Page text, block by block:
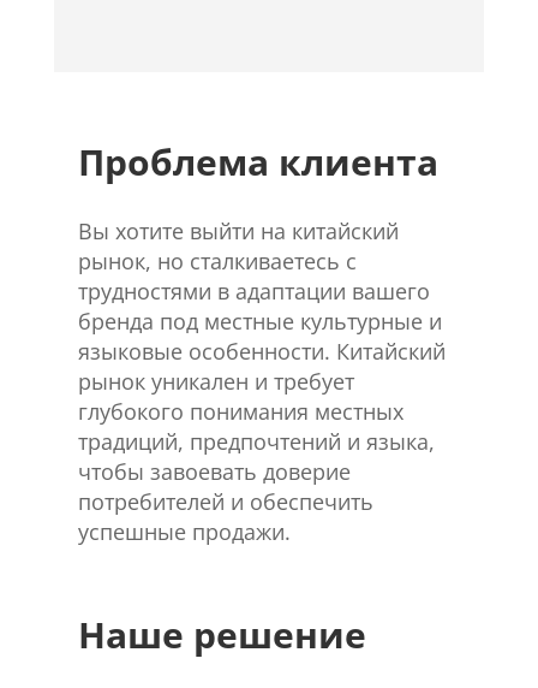
Проблема клиента
Вы хотите выйти на китайский
рынок, но сталкиваетесь с
трудностями в адаптации вашего
бренда под местные культурные и
языковые особенности. Китайский
рынок уникален и требует
глубокого понимания местных
традиций, предпочтений и языка,
чтобы завоевать доверие
потребителей и обеспечить
успешные продажи.
Наше решение